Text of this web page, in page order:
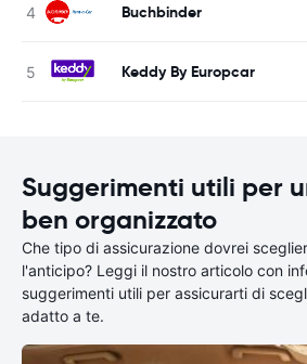
Buchbinder
Keddy By Europcar
Suggerimenti utili per
ben organizzato
Che tipo di assicurazione dovrei
l'anticipo? Leggi il nostro articolo con
suggerimenti utili per assicurarti di
adatto a te.